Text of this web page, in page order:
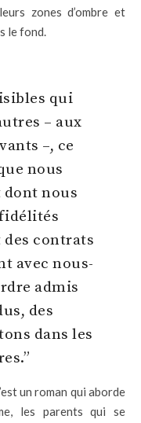
zones d’ombre et
le fond.
qui
– aux
–, ce
nous
dont nous
des contrats
avec nous-
admis
des
dans les
un roman qui aborde
les parents qui se